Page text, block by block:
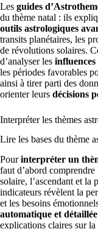
Les guides
du thème natal : ils
outils astrologiques
transits planétaires, les
de révolutions solaires.
d’analyser les
les périodes favorables
ainsi à tirer parti des
orienter leurs décisions
Interpréter les thèmes
Lire les bases du thème
Pourinterpréter un
faut d’abord comprendre
solaire, l’ascendant et la
indicateurs révèlent la
et les besoins
automatique et détaillée
explications claires sur